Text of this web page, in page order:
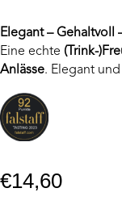
Elegant – Gehaltvoll
Eine echte (Trink-
Anlässe. Elegant
€14,60